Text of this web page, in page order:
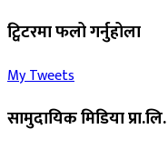
ट्विटरमा फलो गर्नुहोला
My Tweets
सामुदायिक मिडिया प्रा.लि.